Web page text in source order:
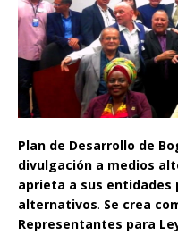
Plan de Desarrollo de
divulgación a medios
aprieta a sus entidades
alternativos. Se crea
Representantes para